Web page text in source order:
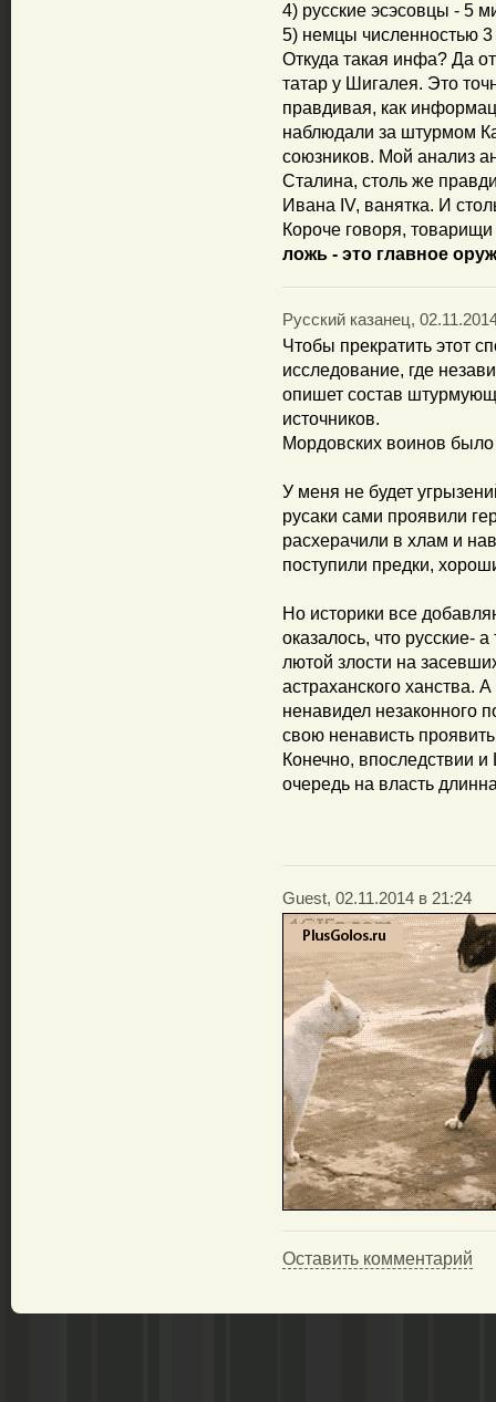
4) русские эсэсовцы - 5
5) немцы численностью
Откуда такая инфа? Да
татар у Шигалея. Это
правдивая, как
наблюдали за штурмом
союзников. Мой анализ
Сталина, столь же
Ивана IV, ванятка. И
Короче говоря,
ложь - это главное
Русский казанец,
Чтобы прекратить этот
исследование, где
опишет состав
источников.
Мордовских воинов было
У меня не будет
русаки сами проявили
расхерачили в хлам и
поступили предки,
Но историки все
оказалось, что русские-
лютой злости на
астраханского ханства.
ненавидел незаконного
свою ненависть
Конечно, впоследствии
очередь на власть
Guest, 02.11.2014 в 21:24
Оставить комментарий